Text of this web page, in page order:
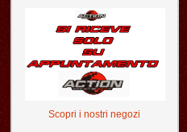
Scopri i nostri negozi